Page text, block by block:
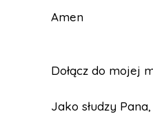
Amen
Dołącz do mojej
Jako słudzy